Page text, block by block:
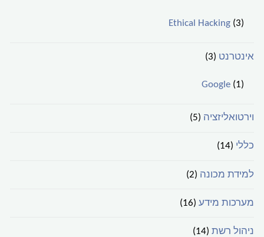
Ethical Hacking(3)
אינטרנט (3)
Google(1)
וירטואליזציה (5)
כללי (14)
למידת מכונה (2)
מערכות מידע (16)
ניהול רשת (14)